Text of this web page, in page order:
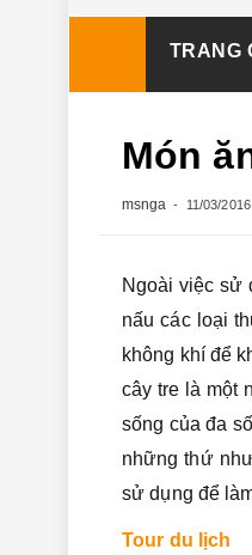
TRANG
Món
msnga 11/03/2016
Ngoài việc sử
nấu các loại
không khí để
cây tre là một
sống của đa
những thứ
sử dụng để
Tour du lịch